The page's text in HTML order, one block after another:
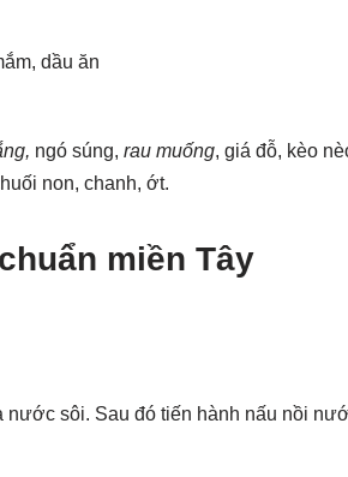
dầu ăn
ngó súng, rau muống, giá đỗ, kèo
non, chanh, ớt.
miền Tây
nước sôi. Sau đó tiến hành nấu nồi